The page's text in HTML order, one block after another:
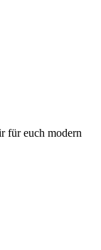
für euch modern